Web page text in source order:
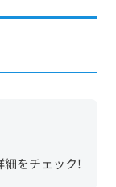
細をチェック!